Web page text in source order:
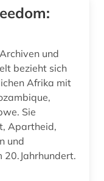
und
bezieht sich
mit
Sie
Apartheid,
und
20.Jahrhundert.